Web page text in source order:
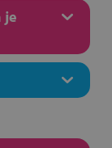
je